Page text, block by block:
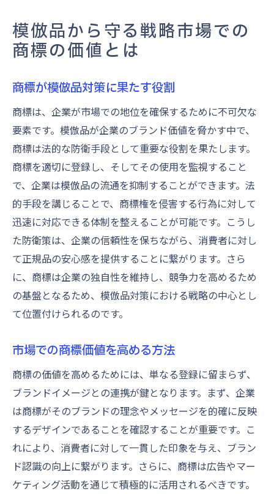
模倣品から守る戦略市場での
商標の価値とは
商標が模倣品対策に果たす役割
商標は、企業が市場での地位を確保するために不可欠な
要素です。模倣品が企業のブランド価値を脅かす中で、
商標は法的な防衛手段として重要な役割を果たします。
商標を適切に登録し、そしてその使用を監視すること
で、企業は模倣品の流通を抑制することができます。法
的手段を講じることで、商標権を侵害する行為に対して
迅速に対応できる体制を整えることが可能です。こうし
た防衛策は、企業の信頼性を保ちながら、消費者に対し
て正規品の安心感を提供することに繋がります。さら
に、商標は企業の独自性を維持し、競争力を高めるため
の基盤となるため、模倣品対策における戦略の中心とし
て位置付けられるのです。
市場での商標価値を高める方法
商標の価値を高めるためには、単なる登録に留まらず、
ブランドイメージとの連携が鍵となります。まず、企業
は商標がそのブランドの理念やメッセージを的確に反映
するデザインであることを確認することが重要です。こ
れにより、消費者に対して一貫した印象を与え、ブラン
ド認識の向上に繋がります。さらに、商標は広告やマー
ケティング活動を通じて積極的に活用されるべきです。